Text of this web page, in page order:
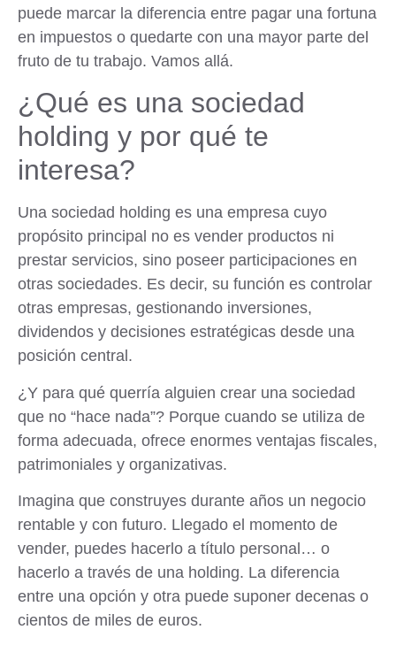
puede marcar la diferencia entre pagar una fortuna
en impuestos o quedarte con una mayor parte del
fruto de tu trabajo. Vamos allá.
¿Qué es una sociedad
holding y por qué te
interesa?
Una sociedad holding es una empresa cuyo
propósito principal no es vender productos ni
prestar servicios, sino poseer participaciones en
otras sociedades. Es decir, su función es controlar
otras empresas, gestionando inversiones,
dividendos y decisiones estratégicas desde una
posición central.
¿Y para qué querría alguien crear una sociedad
que no “hace nada”? Porque cuando se utiliza de
forma adecuada, ofrece enormes ventajas fiscales,
patrimoniales y organizativas.
Imagina que construyes durante años un negocio
rentable y con futuro. Llegado el momento de
vender, puedes hacerlo a título personal… o
hacerlo a través de una holding. La diferencia
entre una opción y otra puede suponer decenas o
cientos de miles de euros.